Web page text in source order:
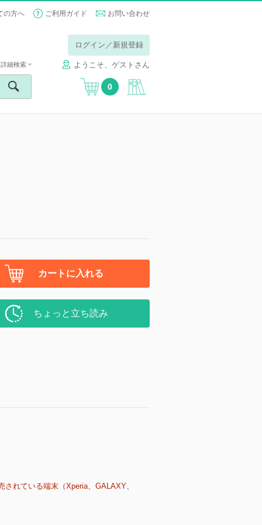
の方へ ご利用ガイド お問い合わせ
ログイン／新規登録
ようこそ、ゲストさん
詳細検索
0
カートに入れる
ちょっと立ち読み
れている端末（Xperia、GALAXY、